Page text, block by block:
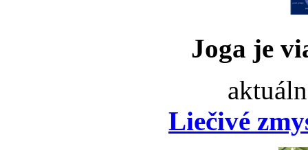
Joga je
Liečivé